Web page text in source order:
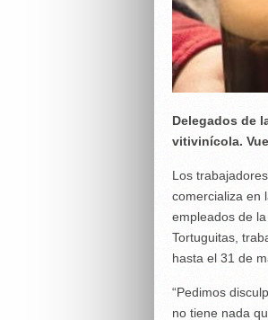
Delegados de
vitivinícola.
Los
comercializa en
empleados de
Tortuguitas,
hasta el 31 de
“Pedimos
no tiene nada